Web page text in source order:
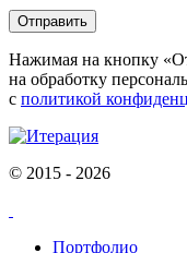
Отправить
Нажимая на кнопку
на обработку
с политикой
© 2015 - 2026
Портфолио